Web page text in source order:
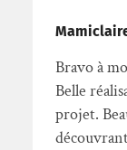
Bravo à
Belle
projet.